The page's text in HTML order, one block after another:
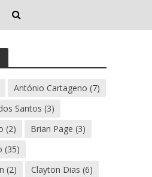
António Cartageno (7)
Santos (3)
(2) Brian Page (3)
(35)
(2) Clayton Dias (6)